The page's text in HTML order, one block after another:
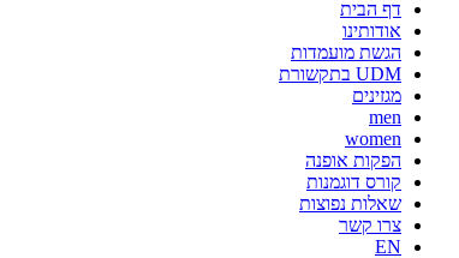
דף הבית
אודותינו
הגשת מועמדות
UDM בתקשורת
מגזינים
men
women
הפקות אופנה
קורס דוגמנות
שאלות נפוצות
צרו קשר
EN